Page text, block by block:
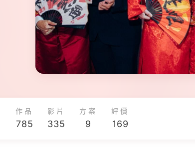
作品
785
影片
335
方案
9
評價
169